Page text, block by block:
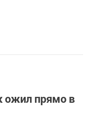
ожил прямо в